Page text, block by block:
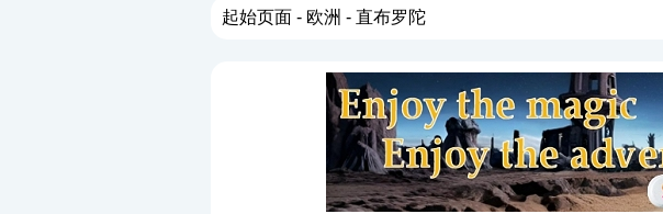
起始页面- 欧洲 - 直布罗陀